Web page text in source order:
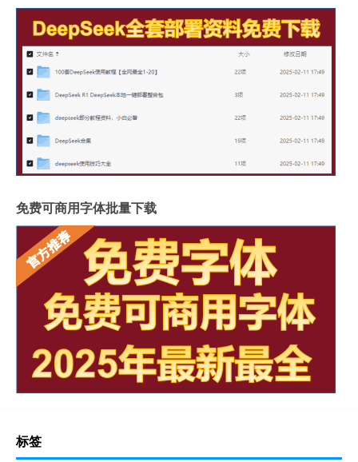
免费可商用字体批量下载
标签